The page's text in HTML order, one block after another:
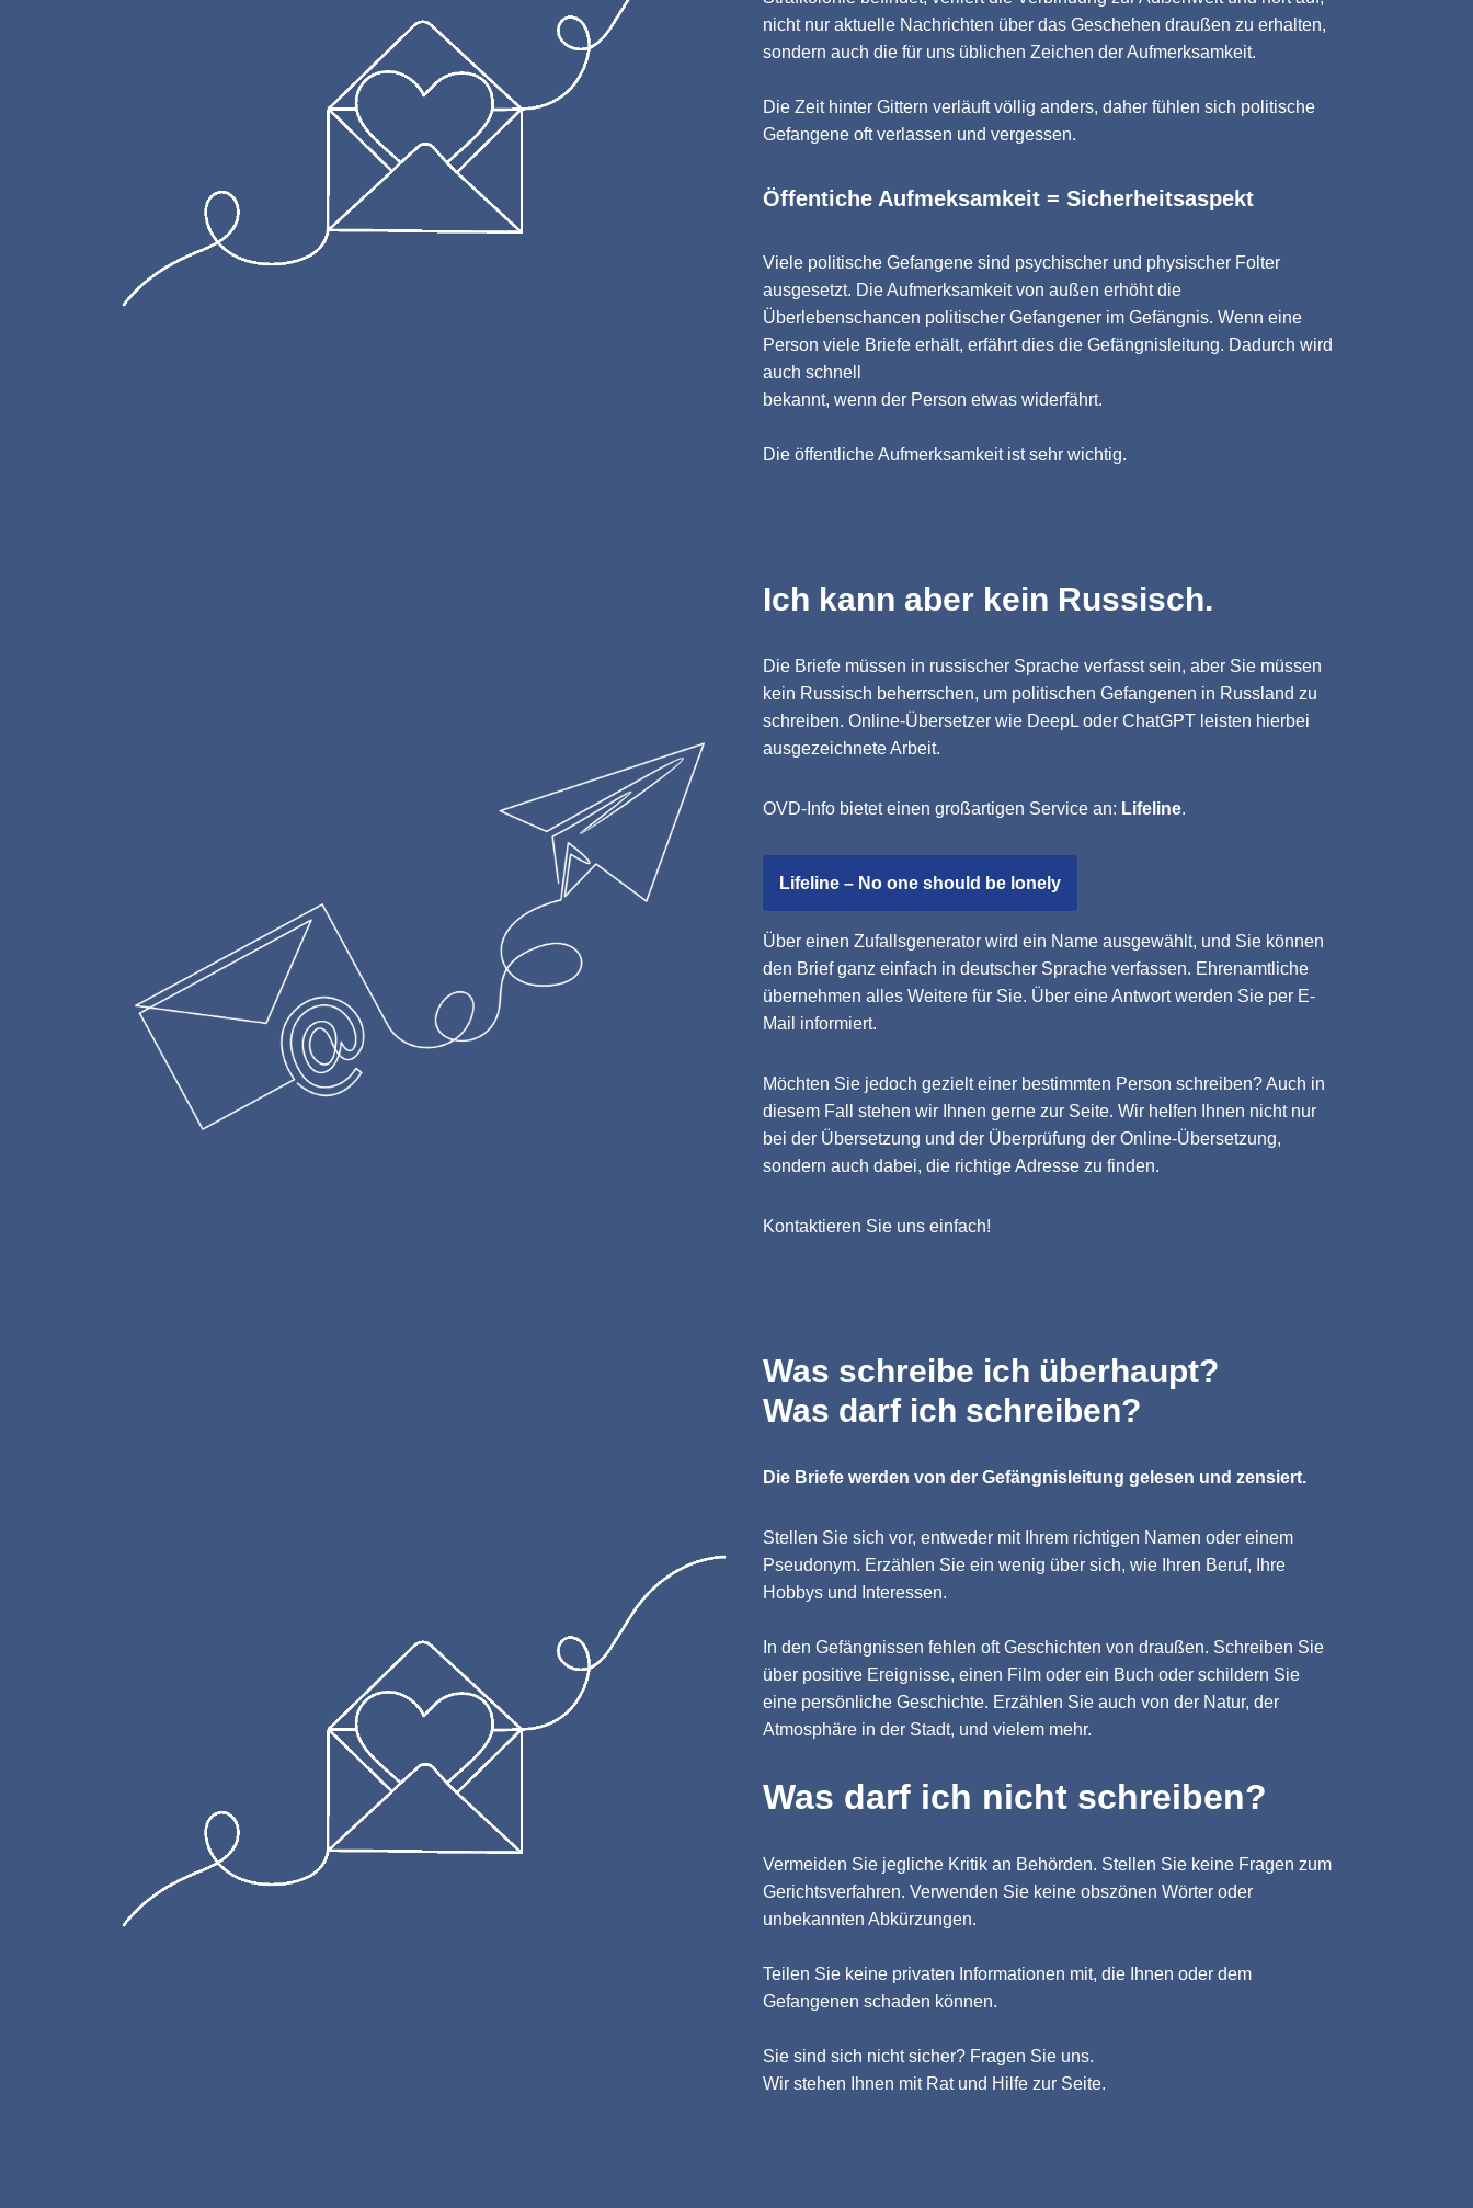
nicht nur aktuelle Nachrichten über das Geschehen draußen zu erhalten,
sondern auch die für uns üblichen Zeichen der Aufmerksamkeit.
Die Zeit hinter Gittern verläuft völlig anders, daher fühlen sich politische
Gefangene oft verlassen und vergessen.
Öffentiche Aufmeksamkeit = Sicherheitsaspekt
Viele politische Gefangene sind psychischer und physischer Folter
ausgesetzt. Die Aufmerksamkeit von außen erhöht die
Überlebenschancen politischer Gefangener im Gefängnis. Wenn eine
Person viele Briefe erhält, erfährt dies die Gefängnisleitung. Dadurch wird
auch schnell
bekannt, wenn der Person etwas widerfährt.
Die öffentliche Aufmerksamkeit ist sehr wichtig.
Ich kann aber kein Russisch.
Die Briefe müssen in russischer Sprache verfasst sein, aber Sie müssen
kein Russisch beherrschen, um politischen Gefangenen in Russland zu
schreiben. Online-Übersetzer wie DeepL oder ChatGPT leisten hierbei
ausgezeichnete Arbeit.
OVD-Info bietet einen großartigen Service an: Lifeline.
Lifeline – No one should be lonely
Über einen Zufallsgenerator wird ein Name ausgewählt, und Sie können
den Brief ganz einfach in deutscher Sprache verfassen. Ehrenamtliche
übernehmen alles Weitere für Sie. Über eine Antwort werden Sie per E-
Mail informiert.
Möchten Sie jedoch gezielt einer bestimmten Person schreiben? Auch in
diesem Fall stehen wir Ihnen gerne zur Seite. Wir helfen Ihnen nicht nur
bei der Übersetzung und der Überprüfung der Online-Übersetzung,
sondern auch dabei, die richtige Adresse zu finden.
Kontaktieren Sie uns einfach!
Was schreibe ich überhaupt?
Was darf ich schreiben?
Die Briefe werden von der Gefängnisleitung gelesen und zensiert.
Stellen Sie sich vor, entweder mit Ihrem richtigen Namen oder einem
Pseudonym. Erzählen Sie ein wenig über sich, wie Ihren Beruf, Ihre
Hobbys und Interessen.
In den Gefängnissen fehlen oft Geschichten von draußen. Schreiben Sie
über positive Ereignisse, einen Film oder ein Buch oder schildern Sie
eine persönliche Geschichte. Erzählen Sie auch von der Natur, der
Atmosphäre in der Stadt, und vielem mehr.
Was darf ich nicht schreiben?
Vermeiden Sie jegliche Kritik an Behörden. Stellen Sie keine Fragen zum
Gerichtsverfahren. Verwenden Sie keine obszönen Wörter oder
unbekannten Abkürzungen.
Teilen Sie keine privaten Informationen mit, die Ihnen oder dem
Gefangenen schaden können.
Sie sind sich nicht sicher? Fragen Sie uns.
Wir stehen Ihnen mit Rat und Hilfe zur Seite.